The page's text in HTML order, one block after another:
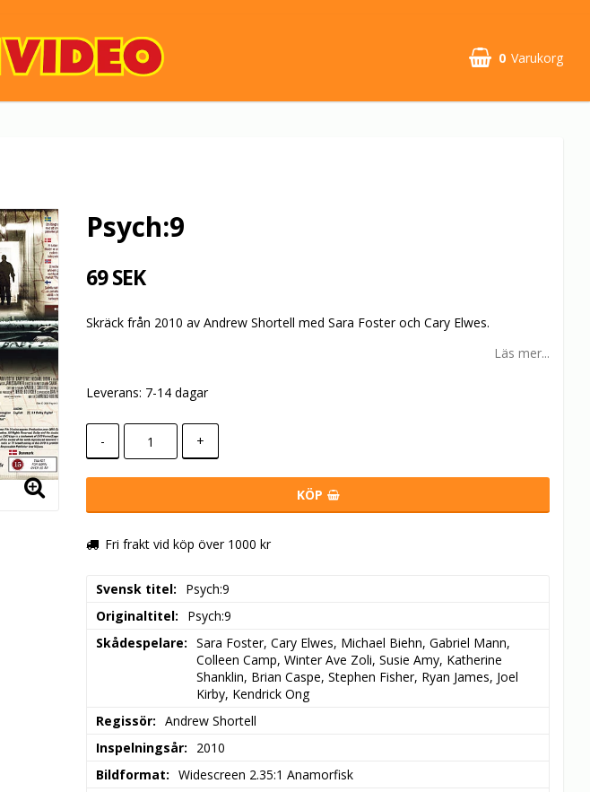
0 Varukorg
Psych:9
69 SEK
Skräck från 2010 av Andrew Shortell med Sara Foster och Cary Elwes.
Läs mer...
Leverans: 7-14 dagar
- +
KÖP
Fri frakt vid köp över 1000 kr
Svensk titel
Psych:9
Originaltitel
Psych:9
Skådespelare
Sara Foster, Cary Elwes, Michael Biehn, Gabriel Mann,
Colleen Camp, Winter Ave Zoli, Susie Amy, Katherine
Shanklin, Brian Caspe, Stephen Fisher, Ryan James, Joel
Kirby, Kendrick Ong
Regissör
Andrew Shortell
Inspelningsår
2010
Bildformat
Widescreen 2.35:1 Anamorfisk